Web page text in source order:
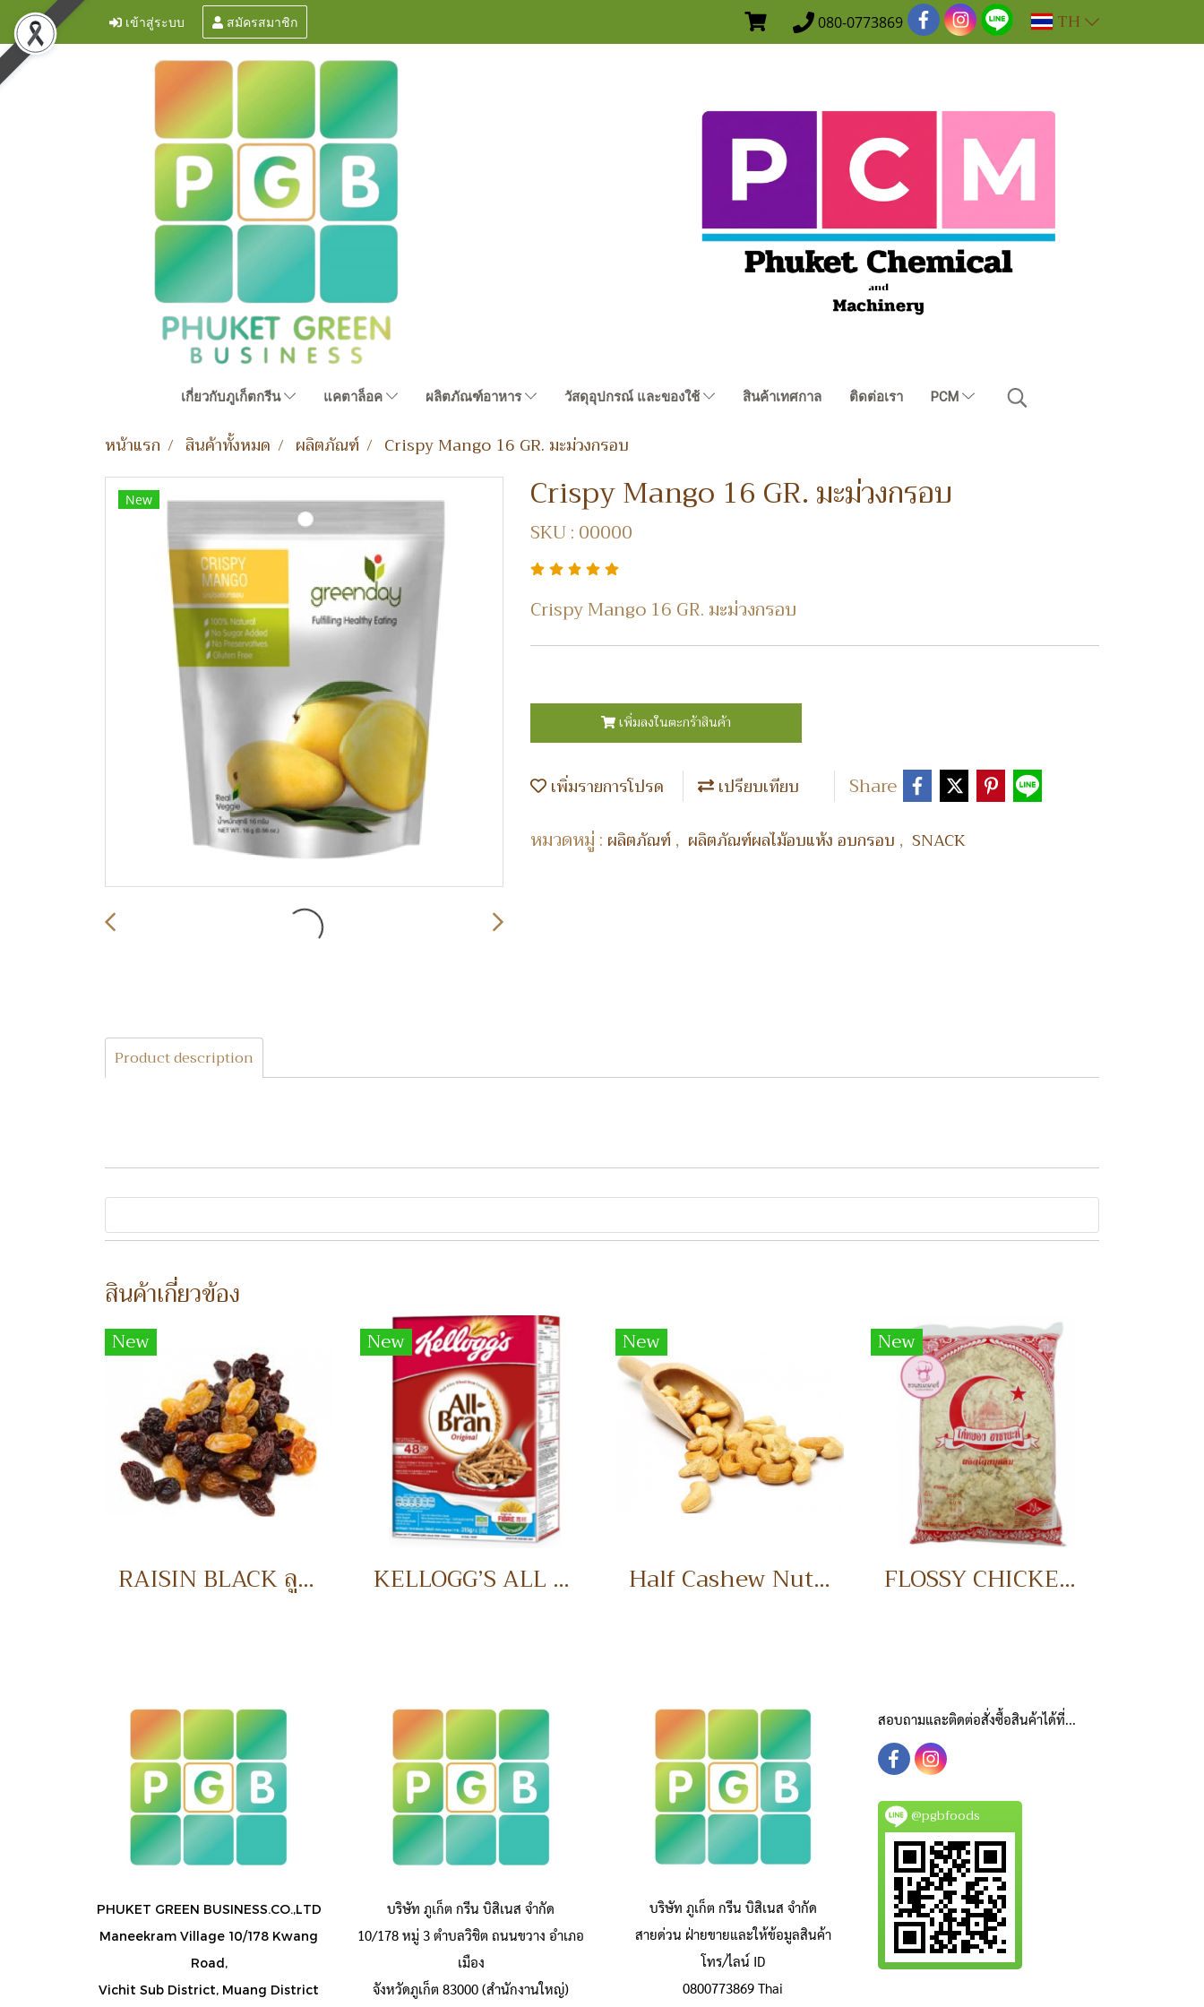
เข้าสู่ระบบ สมัครสมาชิก 080-0773869 TH
เกี่ยวกับภูเก็ตกรีน แคตาล็อค ผลิตภัณฑ์อาหาร วัสดุอุปกรณ์ และของใช้ สินค้าเทศกาล ติดต่อเรา PCM
หน้าแรก สินค้าทั้งหมด ผลิตภัณฑ์ Crispy Mango 16 GR. มะม่วงกรอบ
New Crispy Mango 16 GR. มะม่วงกรอบ
SKU : 00000
Crispy Mango 16 GR. มะม่วงกรอบ
เพิ่มลงในตะกร้าสินค้า
เพิ่มรายการโปรด เปรียบเทียบ
Share
หมวดหมู่ : ผลิตภัณฑ์, ผลิตภัณฑ์ผลไม้อบแห้ง อบกรอบ , SNACK
Product description
สินค้าเกี่ยวข้อง
New
RAISIN BLACK ลูกเกดดำ
New
KELLOGG’S ALL BRAN อาหารเช้า
New
Half Cashew Nuts เม็ดมะม่วงหิมพานต์แบ่งครึ่ง
New
FLOSSY CHICKEN 1 KG. ไก่หยอง
PHUKET GREEN BUSINESS.CO.,LTD
Maneekram Village 10/178 Kwang
Road,
Vichit Sub District, Muang District
บริษัท ภูเก็ต กรีน บิสิเนส จำกัด
10/178 หมู่ 3 ตำบลวิชิต ถนนขวาง อำเภอ
เมือง
จังหวัดภูเก็ต 83000 (สำนักงานใหญ่)
บริษัท ภูเก็ต กรีน บิสิเนส จำกัด
สายด่วน ฝ่ายขายและให้ข้อมูลสินค้า
โทร/ไลน์ ID
0800773869 Thai
สอบถามและติดต่อสั่งซื้อสินค้าได้ที่...
@pgbfoods